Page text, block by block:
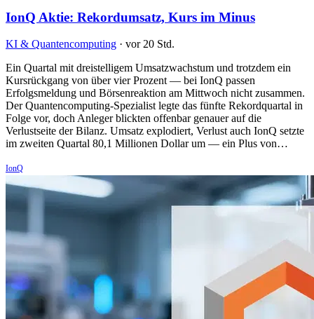
IonQ Aktie: Rekordumsatz, Kurs im Minus
KI & Quantencomputing · vor 20 Std.
Ein Quartal mit dreistelligem Umsatzwachstum und trotzdem ein
Kursrückgang von über vier Prozent — bei IonQ passen
Erfolgsmeldung und Börsenreaktion am Mittwoch nicht zusammen.
Der Quantencomputing-Spezialist legte das fünfte Rekordquartal in
Folge vor, doch Anleger blickten offenbar genauer auf die
Verlustseite der Bilanz. Umsatz explodiert, Verlust auch IonQ setzte
im zweiten Quartal 80,1 Millionen Dollar um — ein Plus von…
IonQ